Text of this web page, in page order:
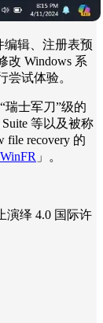
编辑、注册表预
改 Windows 系
试体验。
瑞士军刀”级的
Suite 等以及被称
file recovery 的
」。
演绎 4.0 国际许